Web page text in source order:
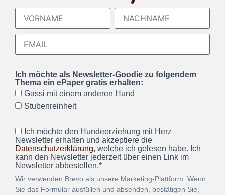
Ich möchte als Newsletter-Goodie zu folgendem
Thema ein ePaper gratis erhalten:
Gassi mit einem anderen Hund
Stubenreinheit
Ich möchte den Hundeerziehung mit Herz
Newsletter erhalten und akzeptiere die
Datenschutzerklärung, welche ich gelesen habe. Ich
kann den Newsletter jederzeit über einen Link im
Newsletter abbestellen.*
Wir verwenden Brevo als unsere Marketing-Plattform. Wenn
Sie das Formular ausfüllen und absenden, bestätigen Sie,